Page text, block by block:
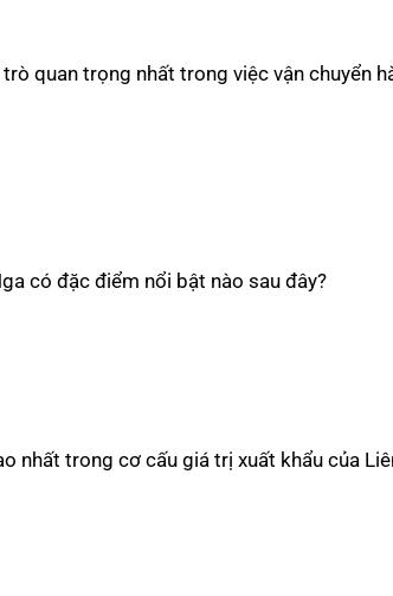
quan trọng nhất trong việc vận chuyển
có đặc điểm nổi bật nào sau đây?
nhất trong cơ cấu giá trị xuất khẩu của